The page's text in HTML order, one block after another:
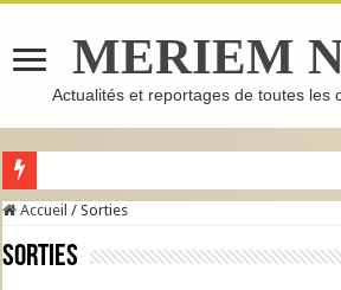
MERIEM
Actualités et reportages de toutes les
Accueil / Sorties
Sorties